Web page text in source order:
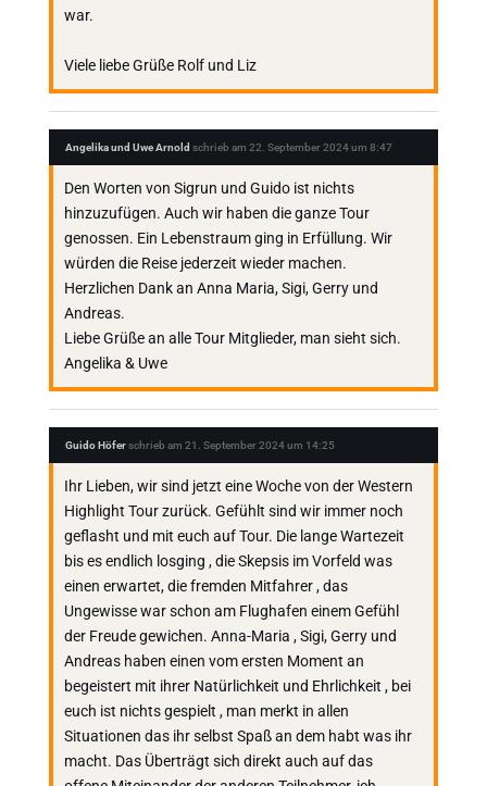
war.
Viele liebe Grüße Rolf und Liz
Angelika und Uwe Arnold schrieb am 22. September 2024 um 8:47
Den Worten von Sigrun und Guido ist nichts
hinzuzufügen. Auch wir haben die ganze Tour
genossen. Ein Lebenstraum ging in Erfüllung. Wir
würden die Reise jederzeit wieder machen.
Herzlichen Dank an Anna Maria, Sigi, Gerry und
Andreas.
Liebe Grüße an alle Tour Mitglieder, man sieht sich.
Angelika & Uwe
Guido Höferschrieb am 21. September 2024 um 14:25
Ihr Lieben, wir sind jetzt eine Woche von der Western
Highlight Tour zurück. Gefühlt sind wir immer noch
geflasht und mit euch auf Tour. Die lange Wartezeit
bis es endlich losging , die Skepsis im Vorfeld was
einen erwartet, die fremden Mitfahrer , das
Ungewisse war schon am Flughafen einem Gefühl
der Freude gewichen. Anna-Maria , Sigi, Gerry und
Andreas haben einen vom ersten Moment an
begeistert mit ihrer Natürlichkeit und Ehrlichkeit , bei
euch ist nichts gespielt , man merkt in allen
Situationen das ihr selbst Spaß an dem habt was ihr
macht. Das Überträgt sich direkt auch auf das